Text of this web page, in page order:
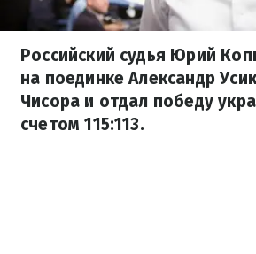
Российский судья Юрий
на поединке Александр
Чисора и отдал победу
счетом 115:113.